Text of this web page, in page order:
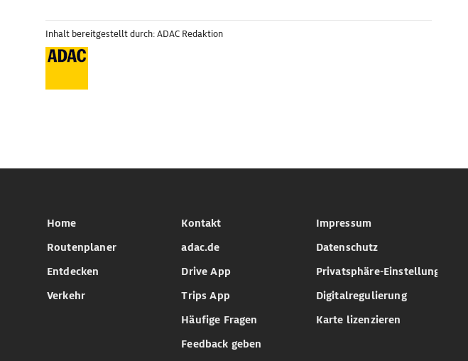
Inhalt bereitgestellt durch: ADAC Redaktion
Home
Routenplaner
Entdecken
Verkehr
Kontakt
adac.de
Drive App
Trips App
Häufige Fragen
Feedback geben
Impressum
Datenschutz
Privatsphäre-Einstellungen
Digitalregulierung
Karte lizenzieren